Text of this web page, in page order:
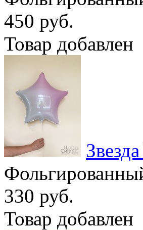
450 руб.
Товар добавлен
330 руб.
Товар добавлен